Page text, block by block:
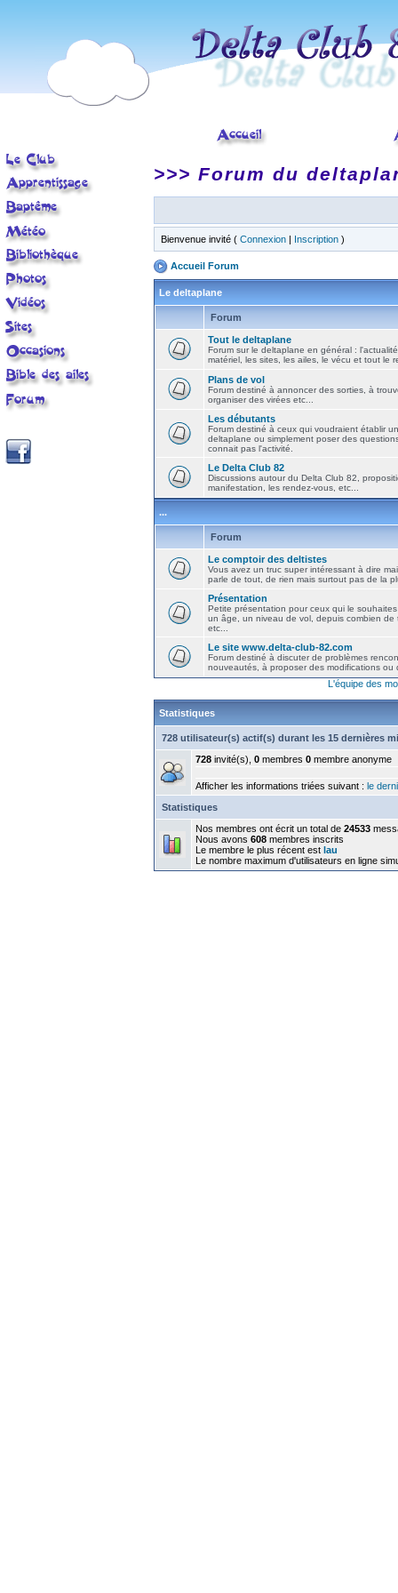
>>> Forum du
Bienvenue invité ( Connexion | Inscription )
Accueil Forum
Le deltaplane
Forum
Tout le deltaplane
Forum sur le deltaplane en général :
matériel, les sites, les ailes, le vécu et tout le
Plans de vol
Forum destiné à annoncer des sorties, à
organiser des virées etc...
Les débutants
Forum destiné à ceux qui voudraient établir
deltaplane ou simplement poser des
connait pas l'activité.
Le Delta Club 82
Discussions autour du Delta Club 82,
manifestation, les rendez-vous, etc...
...
Forum
Le comptoir des deltistes
Vous avez un truc super intéressant à dire
parle de tout, de rien mais surtout pas de la
Présentation
Petite présentation pour ceux qui le
un âge, un niveau de vol, depuis combien de
etc...
Le site www.delta-club-82.com
Forum destiné à discuter de problèmes
nouveautés, à proposer des modifications ou
L'équipe des
Statistiques
728 utilisateur(s) actif(s) durant les 15 dernières
728 invité(s), 0 membres 0 membre anonyme
Afficher les informations triées suivant : le
Statistiques
Nos membres ont écrit un total de 24533
Nous avons 608 membres inscrits
Le membre le plus récent est lau
Le nombre maximum d'utilisateurs en ligne